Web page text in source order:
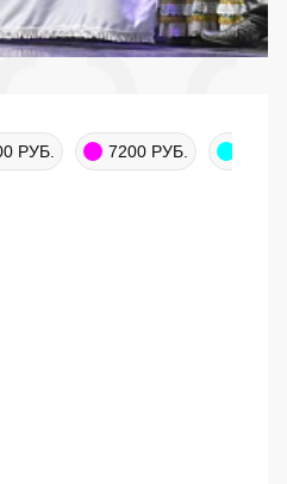
РУБ. 7200 РУБ.